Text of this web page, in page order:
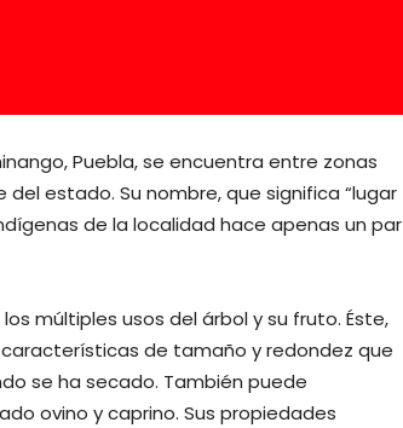
Puebla, se encuentra entre zonas
estado. Su nombre, que significa “lugar
de la localidad hace apenas un par
múltiples usos del árbol y su fruto. Éste,
de tamaño y redondez que
se ha secado. También puede
ovino y caprino. Sus propiedades